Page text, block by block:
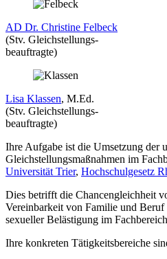
AD Dr. Christine Felbeck
(Stv. Gleichstellungs-
beauftragte)
Lisa Klassen, M.Ed.
(Stv. Gleichstellungs-
beauftragte)
Ihre Aufgabe ist die Umsetzung der
Gleichstellungsmaßnahmen im
Universität Trier, Hochschulgesetz
Dies betrifft die Chancengleichheit
Vereinbarkeit von Familie und
sexueller Belästigung im
Ihre konkreten Tätigkeitsbereiche